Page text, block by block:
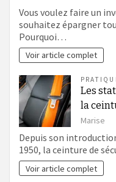
Vous voulez faire un
souhaitez épargner
Pourquoi…
Voir article complet
Les
la
Marise
Depuis son
1950, la ceinture de
Voir article complet